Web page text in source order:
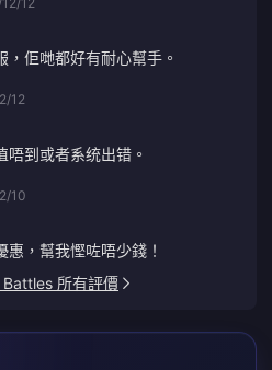
佢哋都好有耐心幫手。
12
唔到或者系统出错。
10
，幫我慳咗唔少錢！
所有評價